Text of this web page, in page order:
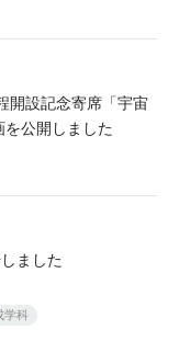
開設記念寄席「宇宙
公開しました
ました
学科